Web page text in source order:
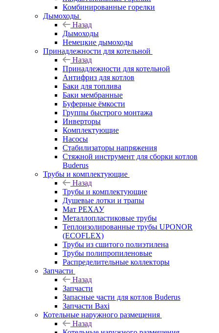
Комбинированные горелки
Дымоходы
Назад
Дымоходы
Немецкие дымоходы
Принадлежности для котельной
Назад
Принадлежности для котельной
Антифриз для котлов
Баки для топлива
Баки мембранные
Буферные ёмкости
Группы быстрого монтажа
Инверторы
Комплектующие
Насосы
Стабилизаторы напряжения
Стяжной инструмент для сборки котлов
Buderus
Трубы и комплектующие
Назад
Трубы и комплектующие
Душевые лотки и трапы
Мат РЕХАУ
Металлопластиковые трубы
Теплоизолированные трубы UPONOR
(ECOFLEX)
Трубы из сшитого полиэтилена
Трубы полипропиленовые
Распределительные коллекторы
Запчасти
Назад
Запчасти
Запасные части для котлов Buderus
Запчасти Baxi
Котельные наружного размещения
Назад